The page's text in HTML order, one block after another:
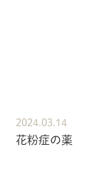
2024.03.14
花粉症の薬